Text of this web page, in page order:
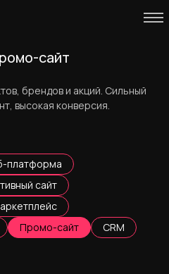
сайт
брендов и акций. Сильный
высокая конверсия.
платформа
сайт
Промо-сайт
CRM